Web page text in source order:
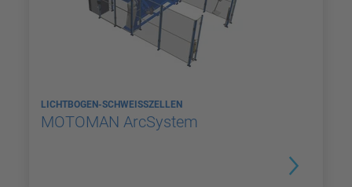
LICHTBOGEN-SCHWEISSZELLEN
MOTOMAN ArcSystem